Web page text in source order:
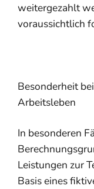
weitergezahlt
voraussichtlich
Besonderheit
Arbeitsleben
In besonderen
Leistungen zur
Basis eines